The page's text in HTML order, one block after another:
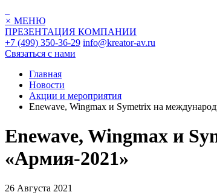
× МЕНЮ
ПРЕЗЕНТАЦИЯ КОМПАНИИ
+7 (499) 350-36-29 info@kreator-av.ru
Связаться с нами
Главная
Новости
Акции и мероприятия
Enewave, Wingmax и Symetrix на
Enewave, Wingmax и
«Армия-2021»
26 Августа 2021